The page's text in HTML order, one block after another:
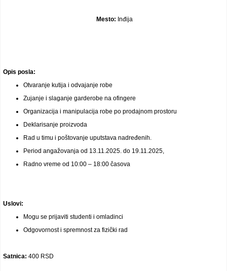
Mesto: Inđija
Opis posla:
Otvaranje kutija i odvajanje robe
Zujanje i slaganje garderobe na ofingere
Organizacija i manipulacija robe po prodajnom prostoru
Deklarisanje proizvoda
Rad u timu i poštovanje uputstava nadređenih.
Period angažovanja od 13.11.2025. do 19.11.2025,
Radno vreme od 10:00 – 18:00 časova
Uslovi:
Mogu se prijaviti studenti i omladinci
Odgovornost i spremnost za fizički rad
Satnica: 400 RSD